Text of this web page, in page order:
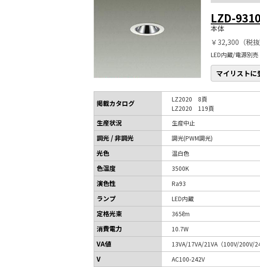
LZD-
本体
￥32,300（税抜
LED内蔵/電源別売
マイリストに
掲載カタログ
LZ2020 8頁
LZ2020 119頁
生産状況 生産中止
調光 / 非調光 調光(PWM調光)
光色 温白色
色温度 3500K
演色性 Ra93
ランプ LED内蔵
定格光束 365ℓm
消費電力 10.7W
VA値 13VA/17VA/21VA（100V/200V/
V AC100-242V